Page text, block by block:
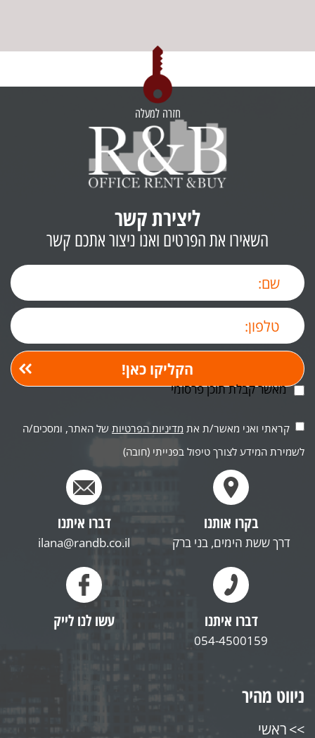
חזרה למעלה
ליצירת קשר
השאירו את הפרטים ואנו ניצור אתכם קשר
מאשר קבלת תוכן פרסומי
קראתי ואני מאשר/ת את מדיניות הפרטיות של האתר, ומסכים/ה
לשמירת המידע לצורך טיפול בפנייתי (חובה)
בקרו אותנו
דרך ששת הימים, בני ברק
דברו איתנו
ilana@randb.co.il
דברו איתנו
054-4500159
עשו לנו לייק
ניווט מהיר
ראשי